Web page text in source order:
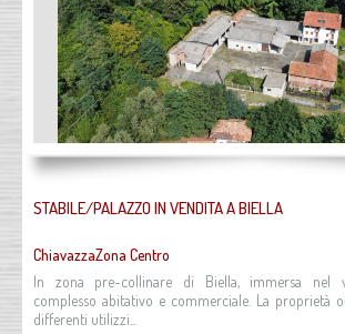
STABILE/PALAZZO IN VENDITA A BIELLA
ChiavazzaZona Centro
In zona pre-collinare di Biella, immersa nel
complesso abitativo e commerciale. La proprietà
differenti utilizzi...